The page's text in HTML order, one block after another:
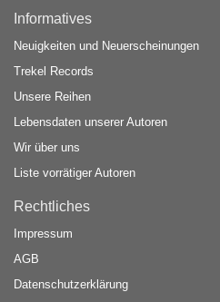
Informatives
Neuigkeiten und Neuerscheinungen
Trekel Records
Unsere Reihen
Lebensdaten unserer Autoren
Wir über uns
Liste vorrätiger Autoren
Rechtliches
Impressum
AGB
Datenschutzerklärung